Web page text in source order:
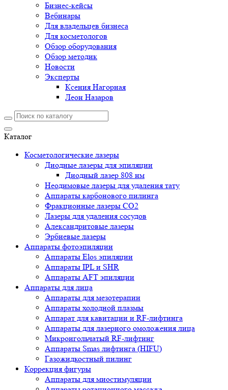
Бизнес-кейсы
Вебинары
Для владельцев бизнеса
Для косметологов
Обзор оборудования
Обзор методик
Новости
Эксперты
Ксения Нагорная
Леон Назаров
Каталог
Косметологические лазеры
Диодные лазеры для эпиляции
Диодный лазер 808 нм
Неодимовые лазеры для удаления тату
Аппараты карбонового пилинга
Фракционные лазеры CO2
Лазеры для удаления сосудов
Александритовые лазеры
Эрбиевые лазеры
Аппараты фотоэпиляции
Аппараты Elos эпиляции
Аппараты IPL и SHR
Аппараты AFT эпиляции
Аппараты для лица
Аппараты для мезотерапии
Аппараты холодной плазмы
Аппарат для кавитации и RF-лифтинга
Аппараты для лазерного омоложения лица
Микроигольчатый RF-лифтинг
Аппараты Smas лифтинга (HIFU)
Газожидкостный пилинг
Коррекция фигуры
Аппараты для миостимуляции